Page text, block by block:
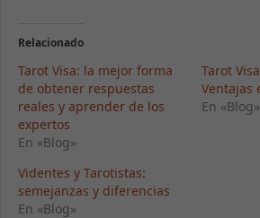
Relacionado
Tarot Visa: la mejor forma
de obtener respuestas
reales y aprender de los
expertos
En «Blog»
Tarot
Ventajas
En «Blog»
Videntes y Tarotistas:
semejanzas y diferencias
En «Blog»